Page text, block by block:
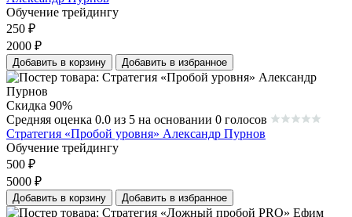
Обучение трейдингу
250 ₽
2000 ₽
Добавить в корзину Добавить в избранное
Скидка 90%
Средняя оценка 0.0 из 5 на основании 0 голосов
Стратегия «Пробой уровня» Александр Пурнов
Обучение трейдингу
500 ₽
5000 ₽
Добавить в корзину Добавить в избранное